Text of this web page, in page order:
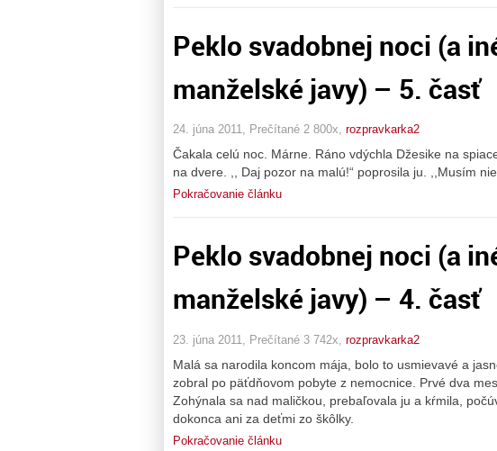
Peklo svadobnej noci (a
manželské javy) – 5. časť
24. júna 2011, Prečítané 2 800x, rozpravkarka2
Čakala celú noc. Márne. Ráno vdýchla Džesike na
na dvere. ,, Daj pozor na malú!“ poprosila ju. ,,Musím
Pokračovanie článku
Peklo svadobnej noci (a
manželské javy) – 4. časť
23. júna 2011, Prečítané 3 742x, rozpravkarka2
Malá sa narodila koncom mája, bolo to usmievavé a
zobral po päťdňovom pobyte z nemocnice. Prvé dva
Zohýnala sa nad maličkou, prebaľovala ju a kŕmila,
dokonca ani za deťmi zo škôlky.
Pokračovanie článku